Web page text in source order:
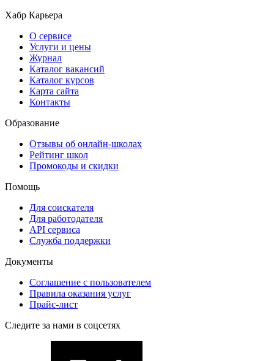
Хабр Карьера
О сервисе
Услуги и цены
Журнал
Каталог вакансий
Каталог курсов
Карта сайта
Контакты
Образование
Отзывы об онлайн-школах
Рейтинг школ
Промокоды и скидки
Помощь
Для соискателя
Для работодателя
API сервиса
Служба поддержки
Документы
Соглашение с пользователем
Правила оказания услуг
Прайс-лист
Следите за нами в соцсетях